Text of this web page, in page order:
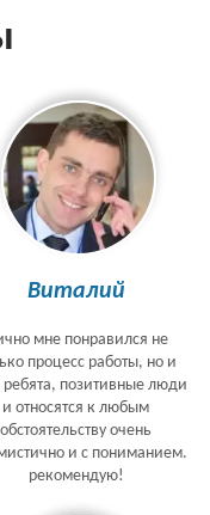
Виталий
мне понравился не
процесс работы, но и
позитивные люди
и относятся к любым
обстоятельству очень
и с пониманием.
рекомендую!